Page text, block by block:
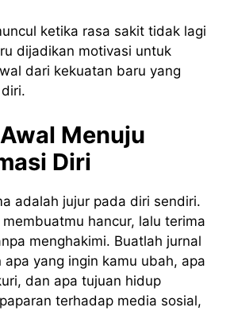
ketika rasa sakit tidak lagi
dijadikan motivasi untuk
dari kekuatan baru yang
Menuju
Diri
adalah jujur pada diri sendiri.
hancur, lalu terima
menghakimi. Buatlah jurnal
yang ingin kamu ubah, apa
dan apa tujuan hidup
terhadap media sosial,